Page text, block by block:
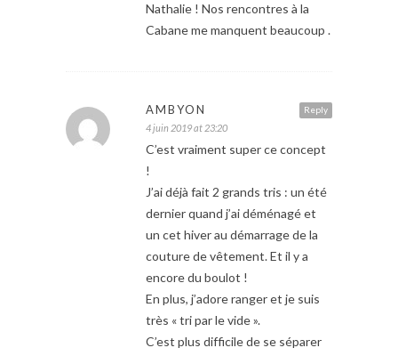
Nathalie ! Nos rencontres à la
Cabane me manquent beaucoup .
Reply
AMBYON
4 juin 2019 at 23:20
C’est vraiment super ce concept
!
J’ai déjà fait 2 grands tris : un été
dernier quand j’ai déménagé et
un cet hiver au démarrage de la
couture de vêtement. Et il y a
encore du boulot !
En plus, j’adore ranger et je suis
très « tri par le vide ».
C’est plus difficile de se séparer